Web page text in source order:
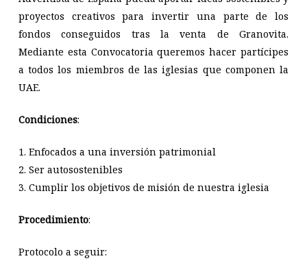
proyectos creativos para invertir una parte de los
fondos conseguidos tras la venta de Granovita.
Mediante esta Convocatoria queremos hacer partícipes
a todos los miembros de las iglesias que componen la
UAE.
Condiciones:
1. Enfocados a una inversión patrimonial
2. Ser autosostenibles
3. Cumplir los objetivos de misión de nuestra iglesia
Procedimiento:
Protocolo a seguir: